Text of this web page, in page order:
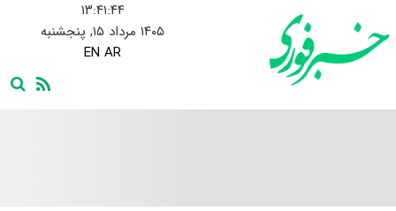
۱۳:۴۱:۴۵
۱۴۰۵ مرداد ۱۵, پنجشنبه
EN AR